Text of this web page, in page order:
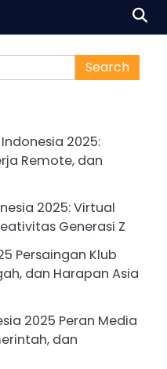
2025:
Remote, dan
2025: Virtual
Generasi Z
Persaingan Klub
dan Harapan Asia
2025 Peran Media
dan